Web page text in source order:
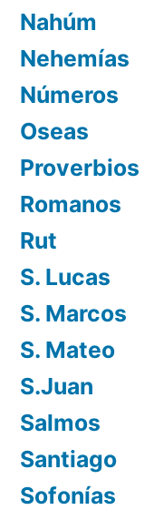
Nahúm
Nehemías
Números
Oseas
Proverbios
Romanos
Rut
S. Lucas
S. Marcos
S. Mateo
S.Juan
Salmos
Santiago
Sofonías